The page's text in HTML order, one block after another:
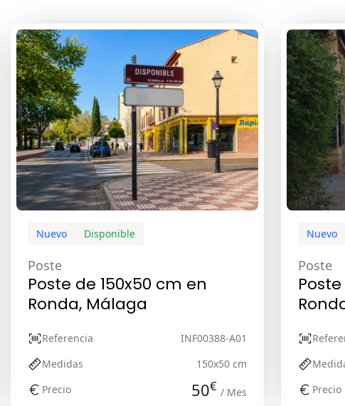
Nuevo Disponible
Poste
Poste de 150x50 cm en
Ronda, Málaga
Referencia
INF00388-A01
Medidas
150x50 cm
Precio
50€ / Mes
Nuevo
Poste
Precio